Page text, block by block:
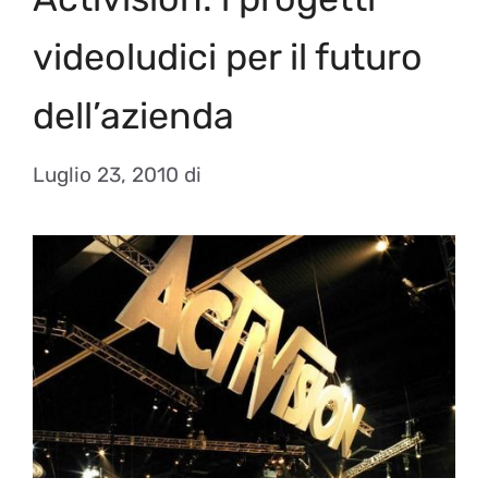
videoludici per il futuro
dell’azienda
Luglio 23, 2010 di